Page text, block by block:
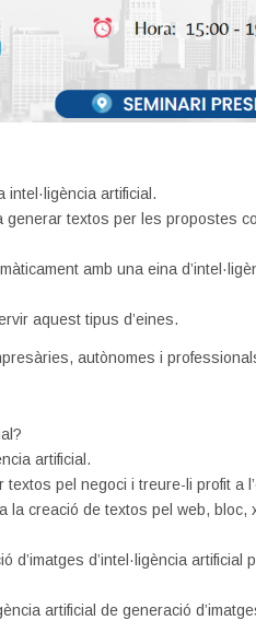
intel·ligència artificial.
generar textos per les propostes
amb una eina
aquest tipus d’eines.
autònomes i
artificial.
pel negoci i treure-li profit a
la creació de textos pel web, bloc,
d’imatges d’intel·ligència artificial
artificial de generació